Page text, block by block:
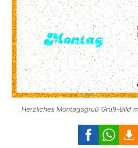
Herzliches Montagsgruß Gruß-Bild